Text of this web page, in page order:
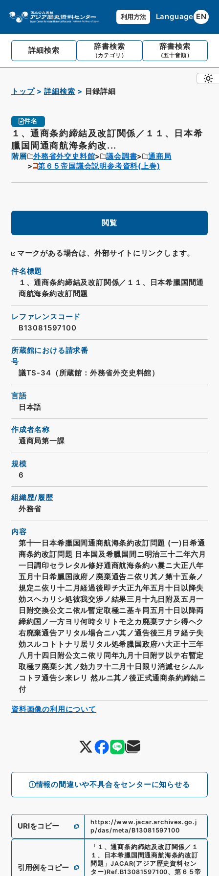
利用方法 Language EN
詳細検索 辞書検索
（カテゴリ）
辞書検索
（五十音順）
トップ 詳細検索 目録詳細
件名
１、通商条約締結及改訂関係／１１、日本希
臘国間通商航海条約改...
階層 外務省外交史料館 議会調書
通商局
第６５帝国議会説明参考資料(上巻)
閲覧
マークがある場合は、外部サイトにリンクします。
情報の間違いや不具合をセンターに知らせる
件名標題
１、通商条約締結及改訂関係／１１、日本希臘国間通
商航海条約改訂問題
レファレンスコード
B13081597100
所蔵館における請求番
号
議TS-34（所蔵館：外務省外交史料館）
言語
日本語
作成者名称
通商局第一課
規模
6
組織歴/履歴
外務省
内容
第十一日本希臘国間通商航海条約改訂問題 (一)日希通
商条約改訂問題 日本国及希臘国間ニ明治三十二年六月
一日調印セラレタル修好通商航海条約ハ曩ニ大正八年
五月十日希臘国政府ノ廃棄通告ニ依リ其ノ第十五条ノ
規定ニ依リ十二月経過後即チ大正九年五月十日以降失
効スヘカリシ処彼我交渉ノ結果三月十九日附及五月一
日附交換公文ニ依ル暫定取極ニ基キ同五月十日以降両
締約国ノ一方ヨリ何時タリトモ之カ廃棄ヲナシ得ヘク
右廃棄通告アリタル場合ニハ其ノ通告後三月ヲ経テ失
効スルコトトナリ居リタル処希臘国政府ハ大正十三年
八月十四日附公文ニ依リ同年九月十日附ヲ以テ右暫定
取極ヲ廃棄シ其ノ効力ヲ十二月十日限リ消滅セシムル
コトヲ通告シ来レリ 然ルニ其ノ後正式通商条約締結ニ
付
URIをコピー
https://www.jacar.archives.go.j
p/das/meta/B13081597100
引用例をコピー
「 １、通商条約締結及改訂関係／１
１、日本希臘国間通商航海条約改訂
問題 」JACAR(アジア歴史資料セン
ター)Ref. B13081597100、第６５帝
資料画像の利用について